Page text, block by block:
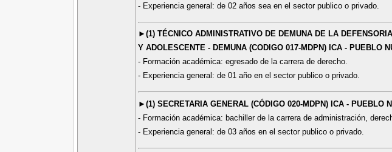
- Experiencia general: de 02 años sea en el sector publico o privado.
►(1) TÉCNICO ADMINISTRATIVO DE DEMUNA DE LA
Y ADOLESCENTE - DEMUNA (CODIGO 017-MDPN) ICA - PUEBLO
- Formación académica: egresado de la carrera de derecho.
- Experiencia general: de 01 año en el sector publico o privado.
►(1) SECRETARIA GENERAL (CÓDIGO 020-MDPN) ICA - PUEBLO
- Formación académica: bachiller de la carrera de administración,
- Experiencia general: de 03 años en el sector publico o privado.